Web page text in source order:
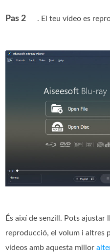
Pas 2 . El teu vídeo es
És així de senzill. Pots
reproducció, el volum i altres
vídeos amb aquesta millor